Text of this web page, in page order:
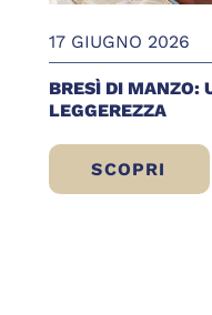
17 GIUGNO 2026
BRESÌ DI MANZO:
LEGGEREZZA
SCOPRI
BRESÌ DI